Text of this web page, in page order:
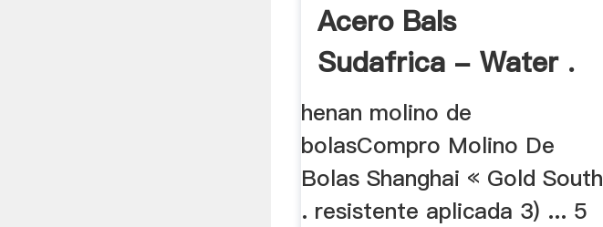
Acero Bals
Sudafrica - Water .
henan molino de
bolasCompro Molino De
Bolas Shanghai « Gold South
. resistente aplicada 3) ... 5